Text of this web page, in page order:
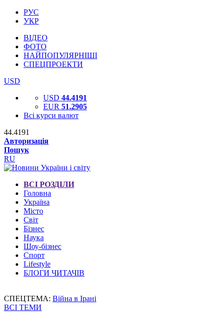
РУС
УКР
ВІДЕО
ФОТО
НАЙПОПУЛЯРНІШІ
СПЕЦПРОЕКТИ
USD
USD 44.4191
EUR 51.2905
Всі курси валют
44.4191
Авторизація
Пошук
RU
ВСІ РОЗДІЛИ
Головна
Україна
Місто
Світ
Бізнес
Наука
Шоу-бізнес
Спорт
Lifestyle
БЛОГИ ЧИТАЧІВ
СПЕЦТЕМА: Війна в Ірані
ВСІ ТЕМИ